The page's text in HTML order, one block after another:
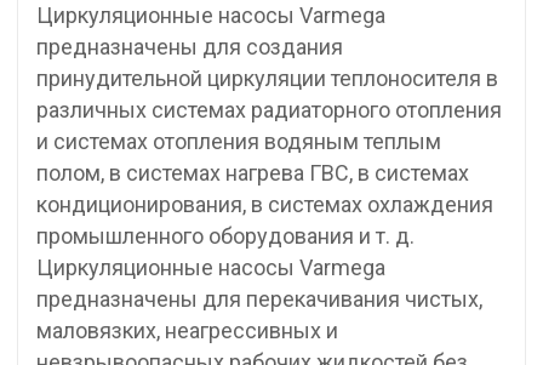
Циркуляционные насосы Varmega
предназначены для создания
принудительной циркуляции теплоносителя в
различных системах радиаторного отопления
и системах отопления водяным теплым
полом, в системах нагрева ГВС, в системах
кондиционирования, в системах охлаждения
промышленного оборудования и т. д.
Циркуляционные насосы Varmega
предназначены для перекачивания чистых,
маловязких, неагрессивных и